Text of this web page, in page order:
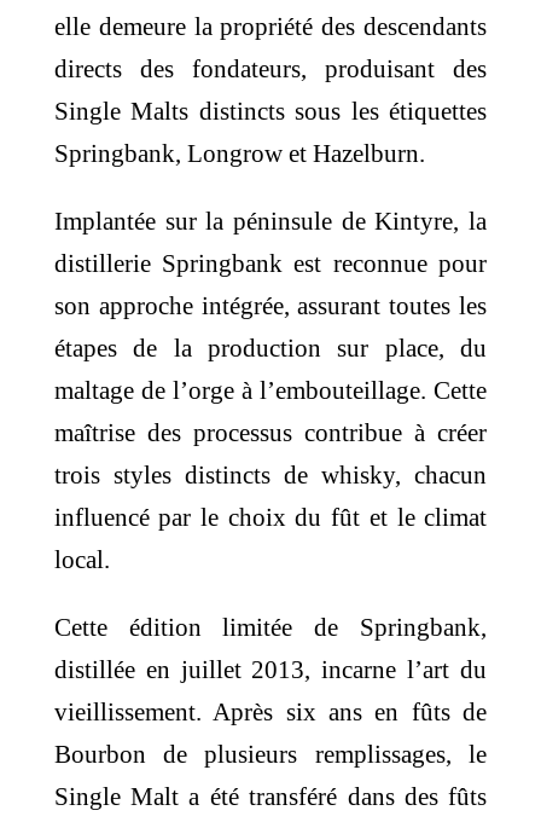
elle demeure la propriété des descendants
directs des fondateurs, produisant des
Single Malts distincts sous les étiquettes
Springbank, Longrow et Hazelburn.
Implantée sur la péninsule de Kintyre, la
distillerie Springbank est reconnue pour
son approche intégrée, assurant toutes les
étapes de la production sur place, du
maltage de l’orge à l’embouteillage. Cette
maîtrise des processus contribue à créer
trois styles distincts de whisky, chacun
influencé par le choix du fût et le climat
local.
Cette édition limitée de Springbank,
distillée en juillet 2013, incarne l’art du
vieillissement. Après six ans en fûts de
Bourbon de plusieurs remplissages, le
Single Malt a été transféré dans des fûts